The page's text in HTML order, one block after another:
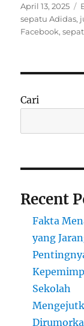
Posted
on
April 13, 2025
sepatu Adidas,
Facebook,
Cari
Recent
Fakta
yang
Sekolah